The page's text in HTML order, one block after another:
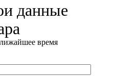
данные
время